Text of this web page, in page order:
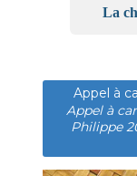
La
Appel à
Appel à
Philippe